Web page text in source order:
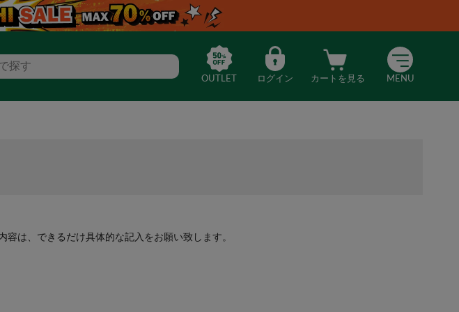
OUTLET ログイン カートを見る MENU
は、できるだけ具体的な記入をお願い致します。